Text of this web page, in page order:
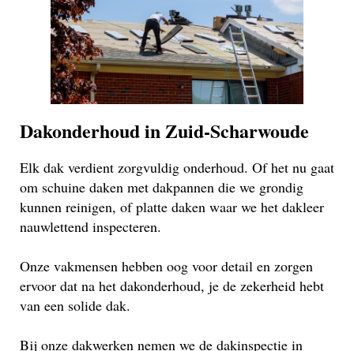
Dakonderhoud in Zuid-Scharwoude
Elk dak verdient zorgvuldig onderhoud. Of het nu gaat
om schuine daken met dakpannen die we grondig
kunnen reinigen, of platte daken waar we het dakleer
nauwlettend inspecteren.
Onze vakmensen hebben oog voor detail en zorgen
ervoor dat na het dakonderhoud, je de zekerheid hebt
van een solide dak.
Bij onze dakwerken nemen we de dakinspectie in